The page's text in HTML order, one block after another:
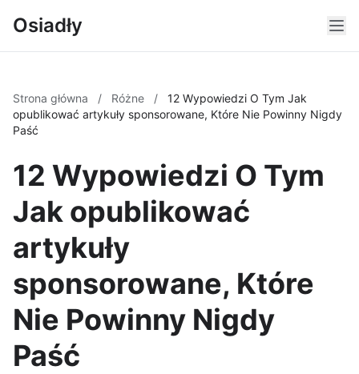
Osiadły
Strona główna / Różne /
12 Wypowiedzi O Tym Jak
opublikować artykuły sponsorowane, Które Nie Powinny Nigdy
Paść
12 Wypowiedzi O Tym
Jak opublikować
artykuły
sponsorowane, Które
Nie Powinny Nigdy
Paść